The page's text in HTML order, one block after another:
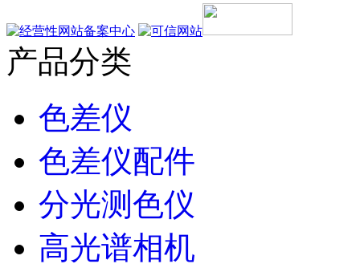
产品分类
色差仪
色差仪配件
分光测色仪
高光谱相机